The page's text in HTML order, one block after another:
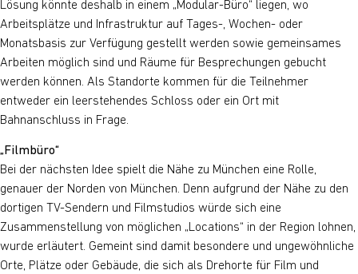
Lösung könnte deshalb in einem „Modular-Büro“ liegen, wo
Arbeitsplätze und Infrastruktur auf Tages-, Wochen- oder
Monatsbasis zur Verfügung gestellt werden sowie gemeinsames
Arbeiten möglich sind und Räume für Besprechungen gebucht
werden können. Als Standorte kommen für die Teilnehmer
entweder ein leerstehendes Schloss oder ein Ort mit
Bahnanschluss in Frage.
„Filmbüro“
Bei der nächsten Idee spielt die Nähe zu München eine Rolle,
genauer der Norden von München. Denn aufgrund der Nähe zu den
dortigen TV-Sendern und Filmstudios würde sich eine
Zusammenstellung von möglichen „Locations“ in der Region lohnen,
wurde erläutert. Gemeint sind damit besondere und ungewöhnliche
Orte, Plätze oder Gebäude, die sich als Drehorte für Film und